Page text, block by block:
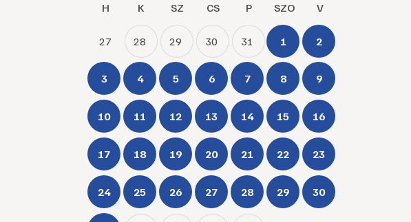
H K SZ CS P SZO V
27 28 29 30 31 1 2
3 4 5 6 7 8 9
10 11 12 13 14 15 16
17 18 19 20 21 22 23
24 25 26 27 28 29 30